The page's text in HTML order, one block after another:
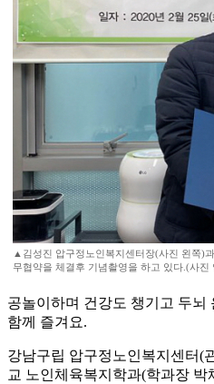
▲김성진 압구정노인복지센터장(사진 왼쪽)
무협약을 체결후 기념촬영을 하고 있다.(사
공놀이하며 건강도 챙기고 두뇌
함께 즐겨요.
강남구립 압구정노인복지센터(
교 노인체육복지학과(학과장